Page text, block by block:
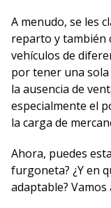
A menudo, se les
reparto y también
vehículos de
por tener una sola
la ausencia de
especialmente el
la carga de
Ahora, puedes
furgoneta? ¿Y en
adaptable?